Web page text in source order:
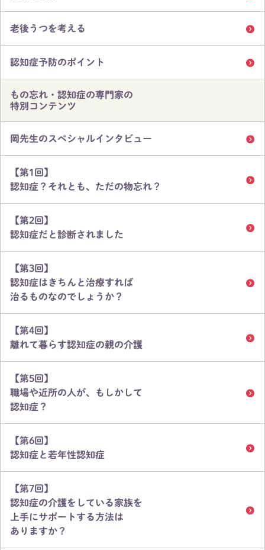
老後うつを考える
認知症予防のポイント
もの忘れ・認知症の専門家の
特別コンテンツ
岡先生のスペシャルインタビュー
【第1回】
認知症？それとも、ただの物忘れ？
【第2回】
認知症だと診断されました
【第3回】
認知症はきちんと治療すれば
治るものなのでしょうか？
【第4回】
離れて暮らす認知症の親の介護
【第5回】
職場や近所の人が、もしかして
認知症？
【第6回】
認知症と若年性認知症
【第7回】
認知症の介護をしている家族を
上手にサポートする方法は
ありますか？